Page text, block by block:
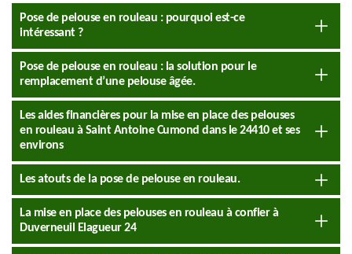
Pose de pelouse en rouleau : pourquoi est-ce
intéressant ?
Pose de pelouse en rouleau : la solution pour le
remplacement d’une pelouse âgée.
Les aides financières pour la mise en place des pelouses
en rouleau à Saint Antoine Cumond dans le 24410 et ses
environs
Les atouts de la pose de pelouse en rouleau.
La mise en place des pelouses en rouleau à confier à
Duverneuil Elagueur 24